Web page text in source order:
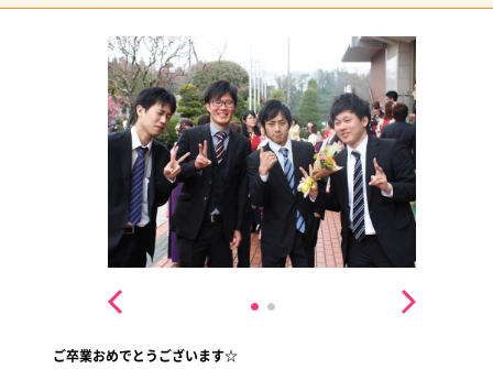
ご卒業おめでとうございます☆